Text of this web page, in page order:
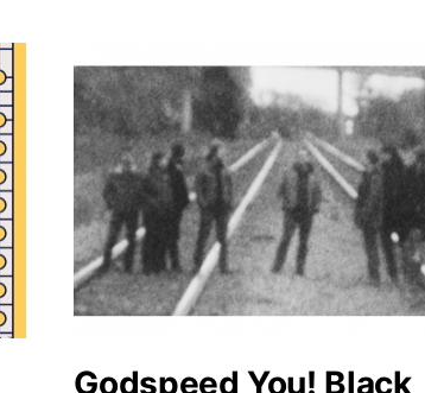
Godspeed You! Black